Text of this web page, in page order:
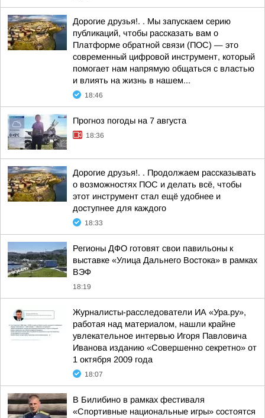
Дорогие друзья!. . Мы запускаем серию
публикаций, чтобы рассказать вам о
Платформе обратной связи (ПОС) — это
современный цифровой инструмент, который
помогает нам напрямую общаться с властью
и влиять на жизнь в нашем...
18:46
Прогноз погоды на 7 августа
18:36
Дорогие друзья!. . Продолжаем рассказывать
о возможностях ПОС и делать всё, чтобы
этот инструмент стал ещё удобнее и
доступнее для каждого
18:33
Регионы ДФО готовят свои павильоны к
выставке «Улица Дальнего Востока» в рамках
ВЭФ
18:19
Журналисты-расследователи ИА «Ура.ру»,
работая над материалом, нашли крайне
увлекательное интервью Игоря Павловича
Иванова изданию «Совершенно секретно» от
1 октября 2009 года
18:07
В Билибино в рамках фестиваля
«Спортивные национальные игры» состоятся